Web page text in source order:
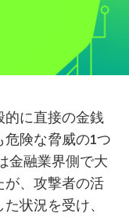
的に直接の金銭
険な脅威の1つ
金融業界側で大
が、攻撃者の活
状況を受け、